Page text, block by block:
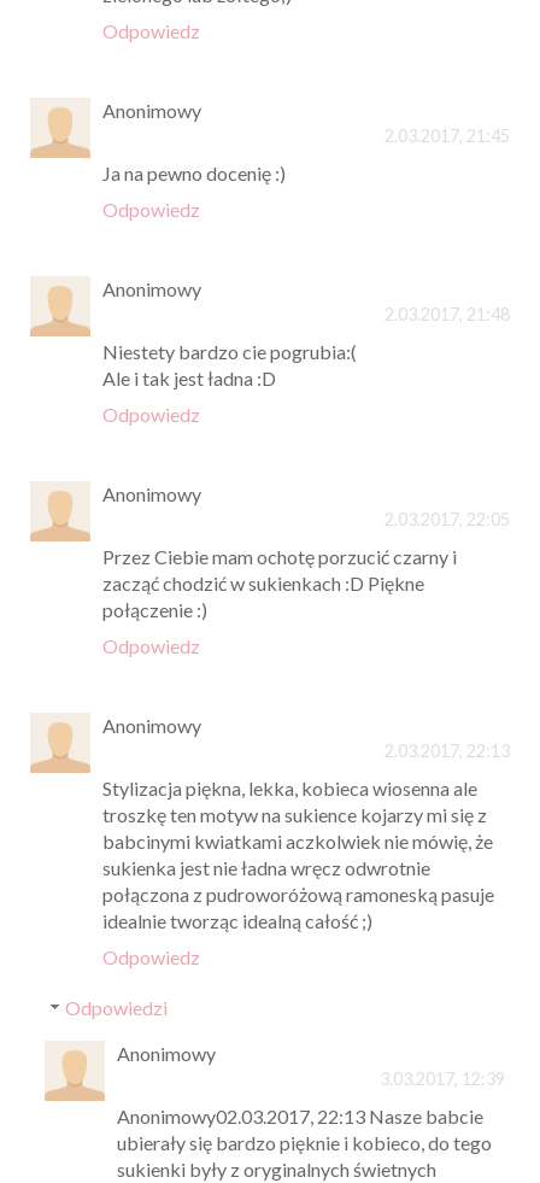
Odpowiedz
Anonimowy
2.03.2017, 21:45
Ja na pewno docenię :)
Odpowiedz
Anonimowy
2.03.2017, 21:48
Niestety bardzo cie pogrubia:(
Ale i tak jest ładna :D
Odpowiedz
Anonimowy
2.03.2017, 22:05
Przez Ciebie mam ochotę porzucić czarny i
zacząć chodzić w sukienkach :D Piękne
połączenie :)
Odpowiedz
Anonimowy
2.03.2017, 22:13
Stylizacja piękna, lekka, kobieca wiosenna ale
troszkę ten motyw na sukience kojarzy mi się z
babcinymi kwiatkami aczkolwiek nie mówię, że
sukienka jest nie ładna wręcz odwrotnie
połączona z pudroworóżową ramoneską pasuje
idealnie tworząc idealną całość ;)
Odpowiedz
Odpowiedzi
Anonimowy
3.03.2017, 12:39
Anonimowy02.03.2017, 22:13 Nasze babcie
ubierały się bardzo pięknie i kobieco, do tego
sukienki były z oryginalnych świetnych